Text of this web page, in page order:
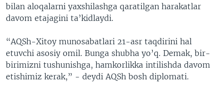
bilan aloqalarni yaxshilashga qaratilgan harakatlar
davom etajagini ta’kidlaydi.
“AQSh-Xitoy munosabatlari 21-asr taqdirini hal
etuvchi asosiy omil. Bunga shubha yo’q. Demak, bir-
birimizni tushunishga, hamkorlikka intilishda davom
etishimiz kerak,” - deydi AQSh bosh diplomati.